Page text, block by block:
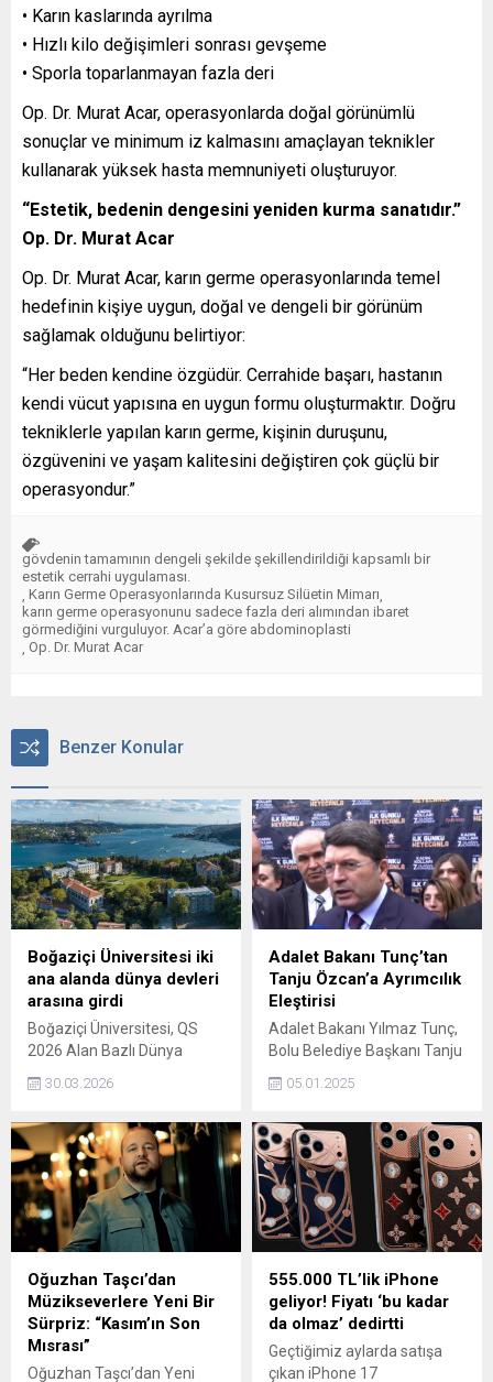
• Karın kaslarında ayrılma
• Hızlı kilo değişimleri sonrası gevşeme
• Sporla toparlanmayan fazla deri
Op. Dr. Murat Acar, operasyonlarda doğal görünümlü
sonuçlar ve minimum iz kalmasını amaçlayan teknikler
kullanarak yüksek hasta memnuniyeti oluşturuyor.
“Estetik, bedenin dengesini yeniden kurma sanatıdır.”
Op. Dr. Murat Acar
Op. Dr. Murat Acar, karın germe operasyonlarında temel
hedefinin kişiye uygun, doğal ve dengeli bir görünüm
sağlamak olduğunu belirtiyor:
“Her beden kendine özgüdür. Cerrahide başarı, hastanın
kendi vücut yapısına en uygun formu oluşturmaktır. Doğru
tekniklerle yapılan karın germe, kişinin duruşunu,
özgüvenini ve yaşam kalitesini değiştiren çok güçlü bir
operasyondur.”
gövdenin tamamının dengeli şekilde şekillendirildiği kapsamlı bir
estetik cerrahi uygulaması.
, Karın Germe Operasyonlarında Kusursuz Silüetin Mimarı,
karın germe operasyonunu sadece fazla deri alımından ibaret
görmediğini vurguluyor. Acar’a göre abdominoplasti
, Op. Dr. Murat Acar
Benzer Konular
Boğaziçi Üniversitesi iki
ana alanda dünya devleri
arasına girdi
Boğaziçi Üniversitesi, QS
2026 Alan Bazlı Dünya
mühendislik ve sosyal
bir yükseliş kaydederek
uluslararası başarısını bir
kez daha kanıtladı.
30.03.2026
Adalet Bakanı Tunç’tan
Tanju Özcan’a Ayrımcılık
Eleştirisi
Adalet Bakanı Yılmaz Tunç,
Bolu Belediye Başkanı Tanju
uygulamaları ve ifadeleri
soruşturma detaylarını
açıkladı. Tunç, Özcan'ın
ifadelerinin ayrımcılık
içerdiğini ve kamuoyunda
rahatsızlık yarattığını belirtti.
05.01.2025
Oğuzhan Taşcı’dan
Müzikseverlere Yeni Bir
Sürpriz: “Kasım’ın Son
Mısrası”
Oğuzhan Taşcı’dan Yeni
555.000 TL’lik iPhone
geliyor! Fiyatı ‘bu kadar
da olmaz’ dedirtti
Geçtiğimiz aylarda satışa
çıkan iPhone 17